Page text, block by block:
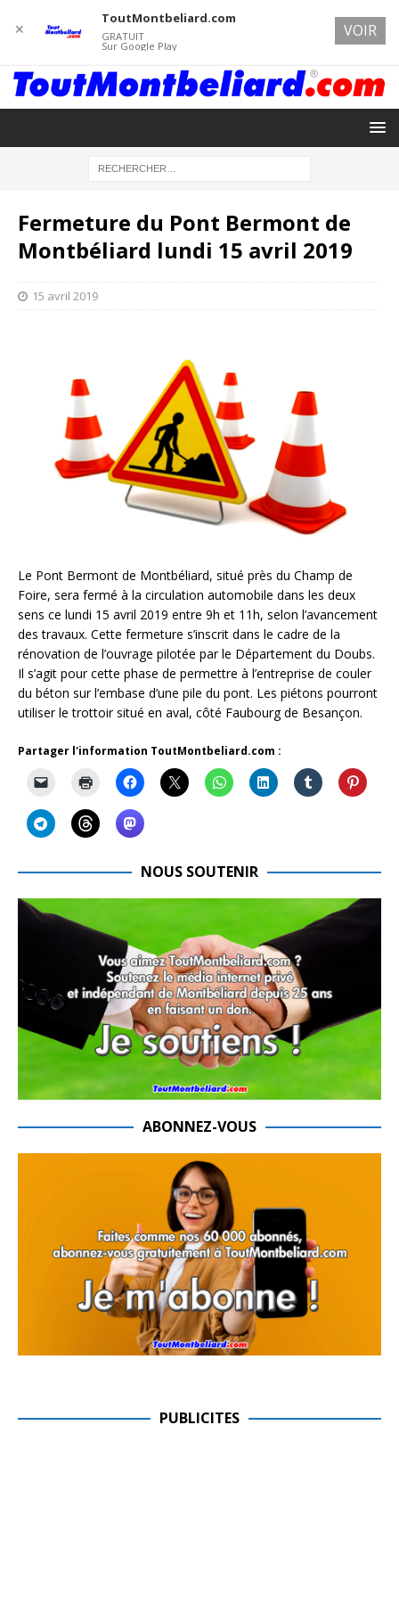
Fermeture du Pont Bermont de
Montbéliard lundi 15 avril 2019
15 avril 2019
Le Pont Bermont de Montbéliard, situé près du Champ de
Foire, sera fermé à la circulation automobile dans les deux
sens ce lundi 15 avril 2019 entre 9h et 11h, selon l’avancement
des travaux. Cette fermeture s’inscrit dans le cadre de la
rénovation de l’ouvrage pilotée par le Département du Doubs.
Il s’agit pour cette phase de permettre à l’entreprise de couler
du béton sur l’embase d’une pile du pont. Les piétons pourront
utiliser le trottoir situé en aval, côté Faubourg de Besançon.
Partager l'information ToutMontbeliard.com :
NOUS SOUTENIR
ABONNEZ-VOUS
PUBLICITES
✕
ToutMontbeliard.com
GRATUIT
Sur Google Play
VOIR